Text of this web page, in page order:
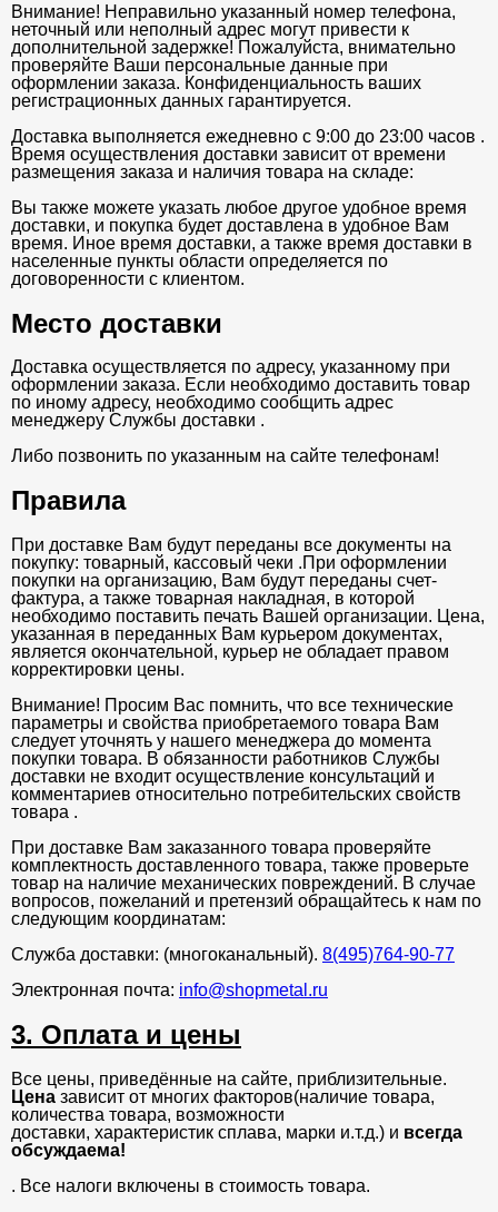
Внимание! Неправильно указанный номер телефона,
неточный или неполный адрес могут привести к
дополнительной задержке! Пожалуйста, внимательно
проверяйте Ваши персональные данные при
оформлении заказа. Конфиденциальность ваших
регистрационных данных гарантируется.
Доставка выполняется ежедневно с 9:00 до 23:00 часов .
Время осуществления доставки зависит от времени
размещения заказа и наличия товара на складе:
Вы также можете указать любое другое удобное время
доставки, и покупка будет доставлена в удобное Вам
время. Иное время доставки, а также время доставки в
населенные пункты области определяется по
договоренности с клиентом.
Место доставки
Доставка осуществляется по адресу, указанному при
оформлении заказа. Если необходимо доставить товар
по иному адресу, необходимо сообщить адрес
менеджеру Службы доставки .
Либо позвонить по указанным на сайте телефонам!
Правила
При доставке Вам будут переданы все документы на
покупку: товарный, кассовый чеки .При оформлении
покупки на организацию, Вам будут переданы счет-
фактура, а также товарная накладная, в которой
необходимо поставить печать Вашей организации. Цена,
указанная в переданных Вам курьером документах,
является окончательной, курьер не обладает правом
корректировки цены.
Внимание! Просим Вас помнить, что все технические
параметры и свойства приобретаемого товара Вам
следует уточнять у нашего менеджера до момента
покупки товара. В обязанности работников Службы
доставки не входит осуществление консультаций и
комментариев относительно потребительских свойств
товара .
При доставке Вам заказанного товара проверяйте
комплектность доставленного товара, также проверьте
товар на наличие механических повреждений. В случае
вопросов, пожеланий и претензий обращайтесь к нам по
следующим координатам:
Служба доставки: (многоканальный). 8(495)764-90-77
Электронная почта: info@shopmetal.ru
3. Оплата и цены
Все цены, приведённые на сайте, приблизительные.
Цена зависит от многих факторов(наличие товара,
количества товара, возможности
доставки, характеристик сплава, марки и.т.д.) и всегда
обсуждаема!
. Все налоги включены в стоимость товара.